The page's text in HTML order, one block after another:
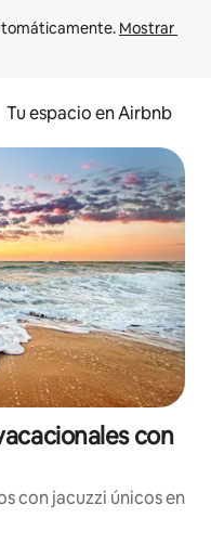
Mostrar
Tu espacio en Airbnb
con
con jacuzzi únicos en